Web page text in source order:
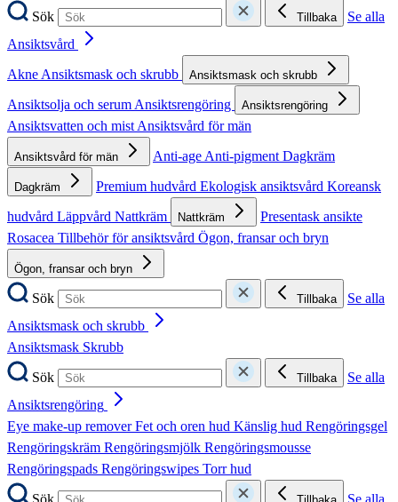
Sök Tillbaka
Se alla
Ansiktsvård
AkneAnsiktsmask och skrubb Ansiktsmask och skrubb
Ansiktsolja och serumAnsiktsrengöring Ansiktsrengöring
Ansiktsvatten och mistAnsiktsvård för män
Ansiktsvård för män Anti-ageAnti-pigmentDagkräm
Dagkräm Premium hudvård Ekologisk ansiktsvård Koreansk
hudvård Läppvård Nattkräm Nattkräm
Presentask ansikte
Rosacea Tillbehör för ansiktsvård Ögon, fransar och bryn
Ögon, fransar och bryn
Sök Tillbaka
Se alla
Ansiktsmask och skrubb
Ansiktsmask Skrubb
Sök
Tillbaka
Se alla
Ansiktsrengöring
Eye make-up removerFet och oren hud Känslig hud Rengöringsgel
Rengöringskräm Rengöringsmjölk Rengöringsmousse
Rengöringspads Rengöringswipes Torr hud